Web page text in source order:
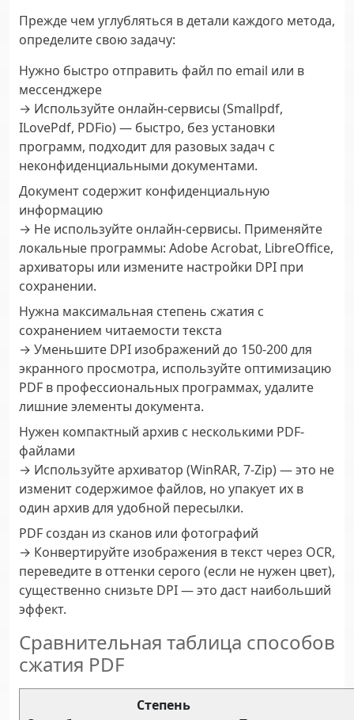
Прежде чем углубляться в детали каждого метода,
определите свою задачу:
Нужно быстро отправить файл по email или в
мессенджере
→ Используйте онлайн-сервисы (Smallpdf,
ILovePdf, PDFio) — быстро, без установки
программ, подходит для разовых задач с
неконфиденциальными документами.
Документ содержит конфиденциальную
информацию
→ Не используйте онлайн-сервисы. Применяйте
локальные программы: Adobe Acrobat, LibreOffice,
архиваторы или измените настройки DPI при
сохранении.
Нужна максимальная степень сжатия с
сохранением читаемости текста
→ Уменьшите DPI изображений до 150-200 для
экранного просмотра, используйте оптимизацию
PDF в профессиональных программах, удалите
лишние элементы документа.
Нужен компактный архив с несколькими PDF-
файлами
→ Используйте архиватор (WinRAR, 7-Zip) — это не
изменит содержимое файлов, но упакует их в
один архив для удобной пересылки.
PDF создан из сканов или фотографий
→ Конвертируйте изображения в текст через OCR,
переведите в оттенки серого (если не нужен цвет),
существенно снизьте DPI — это даст наибольший
эффект.
Сравнительная таблица способов
сжатия PDF
Степень